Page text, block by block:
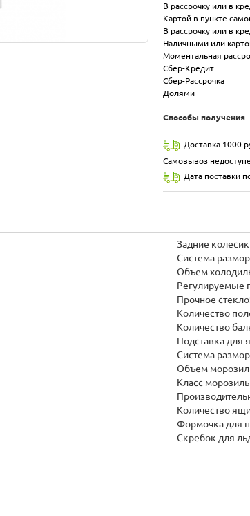
В рассрочку или в
Картой в пункте
В рассрочку или в
Наличными или
Моментальная
Сбер-Кредит
Сбер-Рассрочка
Долями
Способы получения
Доставка 1000
Самовывоз
Дата поставки
Задние
Система
Объем
Регулируемые
Прочное
Количество
Количество
Подставка для
Система
Объем
Класс
Количество
Формочка для
Скребок для